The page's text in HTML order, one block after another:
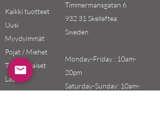
Kaikki tuotteet
Uusi
Myydyimmät
Pojat / Miehet
Tytöt / Naiset
Lapset
Timmermansgatan 6
932 31 Skelleftea
Sweden
Monday-Friday : 10am-
20pm
Saturday-Sunday: 10am-